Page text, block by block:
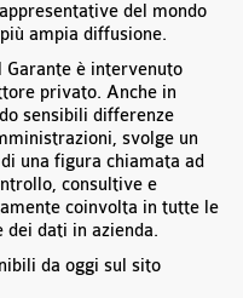
del mondo
ampia diffusione.
è intervenuto
privato. Anche in
sensibili differenze
svolge un
una figura chiamata ad
consultive e
coinvolta in tutte le
dati in azienda.
da oggi sul sito